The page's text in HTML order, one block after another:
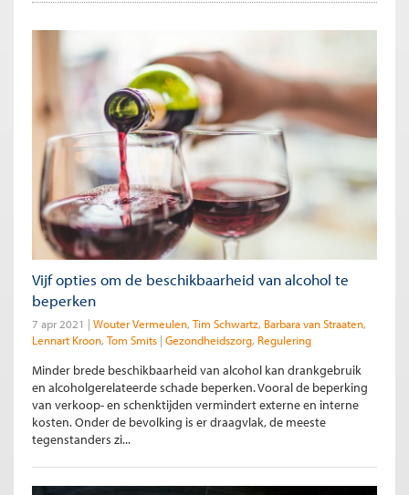
Vijf opties om de beschikbaarheid van alcohol te
beperken
7 apr 2021 Wouter Vermeulen Tim Schwartz Barbara van Straaten
Lennart Kroon Tom Smits Gezondheidszorg Regulering
Minder brede beschikbaarheid van alcohol kan drankgebruik
en alcoholgerelateerde schade beperken. Vooral de beperking
van verkoop- en schenktijden vermindert externe en interne
kosten. Onder de bevolking is er draagvlak, de meeste
tegenstanders zi...